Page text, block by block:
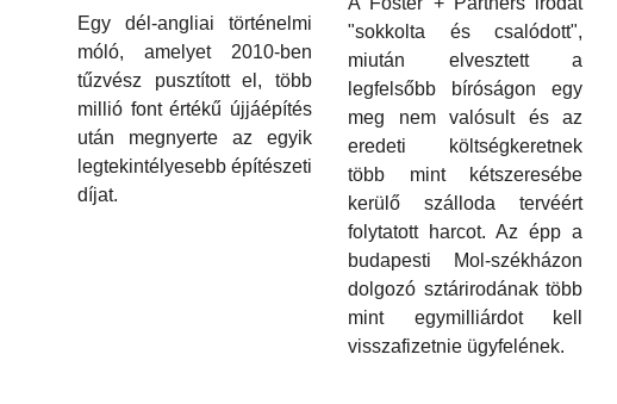
Egy dél-angliai történelmi
móló, amelyet 2010-ben
tűzvész pusztított el, több
millió font értékű újjáépítés
után megnyerte az egyik
legtekintélyesebb építészeti
díjat.
"sokkolta és csalódott",
miután elvesztett a
legfelsőbb bíróságon egy
meg nem valósult és az
eredeti költségkeretnek
több mint kétszeresébe
kerülő szálloda tervéért
folytatott harcot. Az épp a
budapesti Mol-székházon
dolgozó sztárirodának több
mint egymilliárdot kell
visszafizetnie ügyfelének.